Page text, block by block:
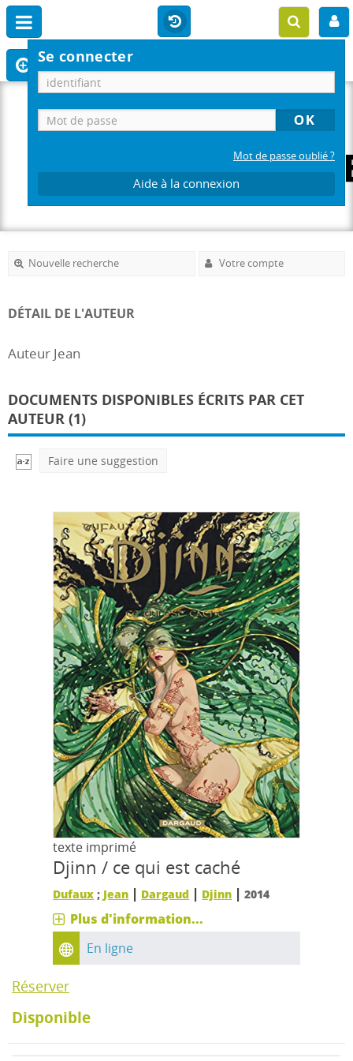
Se connecter
Mot de passe oublié ?
Aide à la connexion
Nouvelle recherche Votre compte
DÉTAIL DE L'AUTEUR
Auteur Jean
DOCUMENTS DISPONIBLES ÉCRITS PAR CET
AUTEUR (1)
Faire une suggestion
texte imprimé
Djinn / ce qui est caché
Dufaux ; Jean | Dargaud | Djinn |2014
Plus d'information...
En ligne
Réserver
Disponible